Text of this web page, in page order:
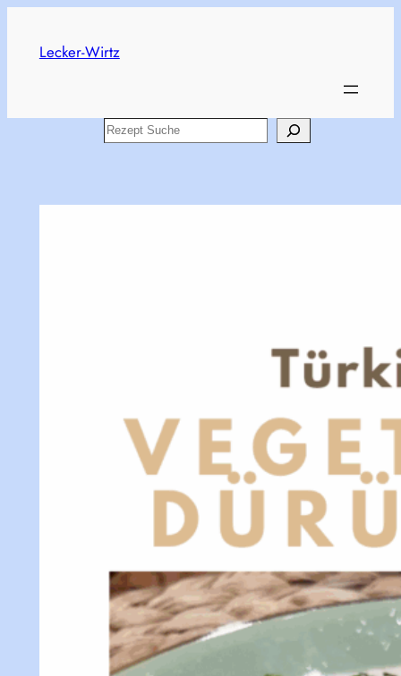
content
Lecker-Wirtz